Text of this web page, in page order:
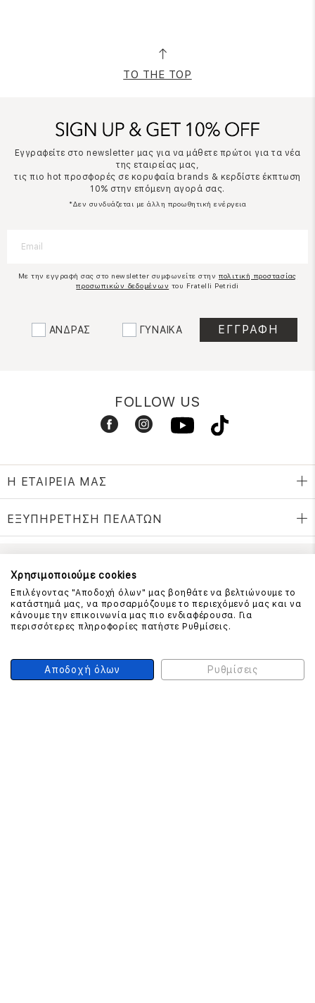
TO THE TOP
Εγγραφείτε στο newsletter μας για να μάθετε πρώτοι για τα νέα
της εταιρείας μας,
τις πιο hot προσφορές σε κορυφαία brands & κερδίστε έκπτωση
10% στην επόμενη αγορά σας.
*Δεν συνδυάζεται με άλλη προωθητική ενέργεια
Με την εγγραφή σας στο newsletter συμφωνείτε στην πολιτική προστασίας
προσωπικών δεδομένων του Fratelli Petridi
ΑΝΔΡΑΣ ΓΥΝΑΙΚΑ
FOLLOW US
Η ΕΤΑΙΡΕΙΑ ΜΑΣ
ΕΞΥΠΗΡΕΤΗΣΗ ΠΕΛΑΤΩΝ
ΕΠΙΚΟΙΝΩΝΗΣΤΕ ΜΑΖΙ ΜΑΣ
210 999 4510
(Χρεώση μια αστική μονάδα από σταθερό)
ΑΣΦΑΛΕΙΑ ΣΥΝΑΛΛΑΓΩΝ
Χρησιμοποιούμε cookies
Επιλέγοντας "Αποδοχή όλων" μας βοηθάτε να βελτιώνουμε το
κατάστημά μας, να προσαρμόζουμε το περιεχόμενό μας και να
κάνουμε την επικοινωνία μας πιο ενδιαφέρουσα. Για
περισσότερες πληροφορίες πατήστε Ρυθμίσεις.
Αποδοχή όλων Ρυθμίσεις